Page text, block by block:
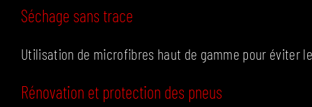
Séchage sans trace
Utilisation de microfibres haut de gamme pour
Rénovation et protection des pneus